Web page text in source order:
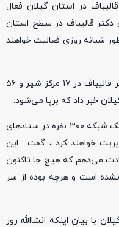
در استان گیلان فعال
قالیباف در سطح استان
شبانه روزی فعالیت خواهند
کیهان هاشم‌نیا از وجود ستاد مردمی دکتر قالیباف در ۱۷ مرکز شهر و ۵۶
وی با بیان اینکه در سطح هر شهرستان یک شبکه ۳۰۰ نفره در ستادهای
خواهند کرد ، گفت : این
می‌دهم که هیچ جا تاکنون
نشده است و هرچه بوده از سر
با بیان اینکه انشاالله روز